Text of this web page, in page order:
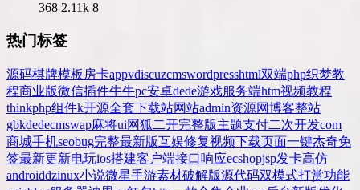
368 2.11k 8
热门标签
源码棋牌模板 房卡appvdiscuzcmswordpresshtml双端php织梦教
程商业版微信插件牛牛pc安卓dede游戏服务端htm视频教程
thinkphp组件k开源全套下载站网站admin资源网博客整站
gbkdedecmswap麻将ui网狐 二开完整版主题支付二次开发com
商城手机seobug完整最新版互娱修复视频下载页面一键杰奇免
签最新更新电玩ios搭建客户端接口响应ecshopjsp发卡高仿
androiddzinux小说微星手游素材破解版源代码双模式打赏功能